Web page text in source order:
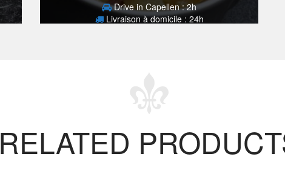
Drive in Capellen : 2h
Livraison à domicile : 24h
RELATED